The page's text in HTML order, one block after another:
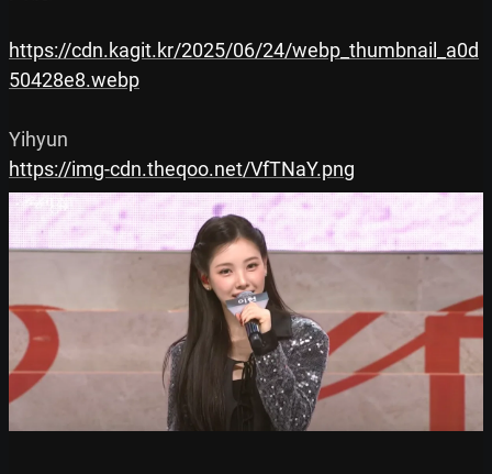
https://cdn.kagit.kr/2025/06/24/webp_thumbnail_a0d
50428e8.webp
https://img-cdn.theqoo.net/VfTNaY.png